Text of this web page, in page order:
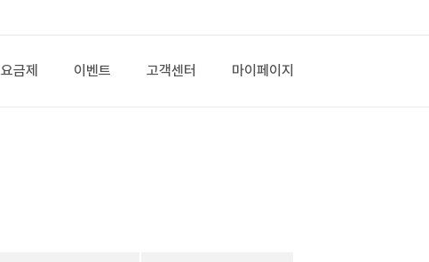
요금제 이벤트 고객센터 마이페이지